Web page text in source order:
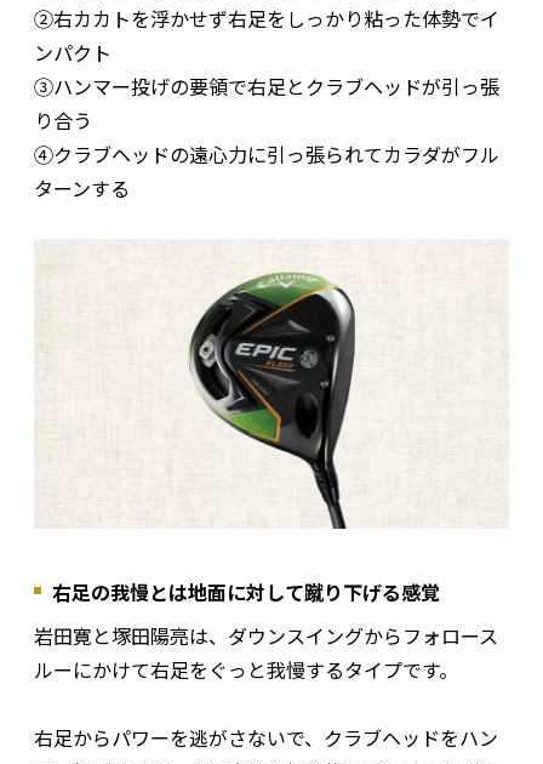
②右カカトを浮かせず右足をしっかり粘った体勢でイ
ンパクト
③ハンマー投げの要領で右足とクラブヘッドが引っ張
り合う
④クラブヘッドの遠心力に引っ張られてカラダがフル
ターンする
右足の我慢とは地面に対して蹴り下げる感覚
岩田寛と塚田陽亮は、ダウンスイングからフォロース
ルーにかけて右足をぐっと我慢するタイプです。
右足からパワーを逃がさないで、クラブヘッドをハン